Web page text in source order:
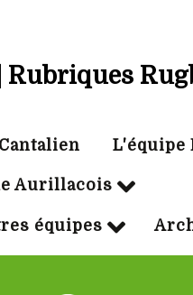
Rubriques
L'équipe
Aurillacois
équipes